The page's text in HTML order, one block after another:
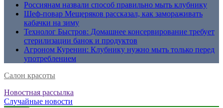
Россиянам назвали способ правильно мыть клубнику
Шеф-повар Мещеряков рассказал, как замораживать
кабачки на зиму
Технолог Быстров: Домашнее консервирование требует
стерилизации банок и продуктов
Агроном Куренин: Клубнику нужно мыть только перед
употреблением
Салон красоты
Новостная рассылка
Случайные новости